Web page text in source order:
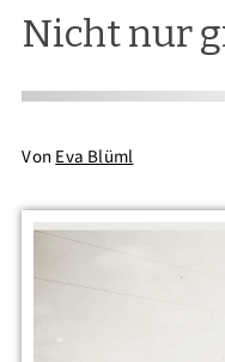
Nicht nur
Von Eva Blüml